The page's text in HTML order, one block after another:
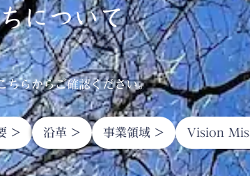
について
ちらからご確認ください。
> 沿革 > 事業領域 > Vision